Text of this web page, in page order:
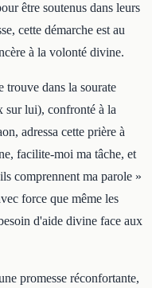
être soutenus dans leurs
cette démarche est au
à la volonté divine.
trouve dans la sourate
sur lui), confronté à la
adressa cette prière à
facilite-moi ma tâche, et
comprennent ma parole »
force que même les
d'aide divine face aux
promesse réconfortante,